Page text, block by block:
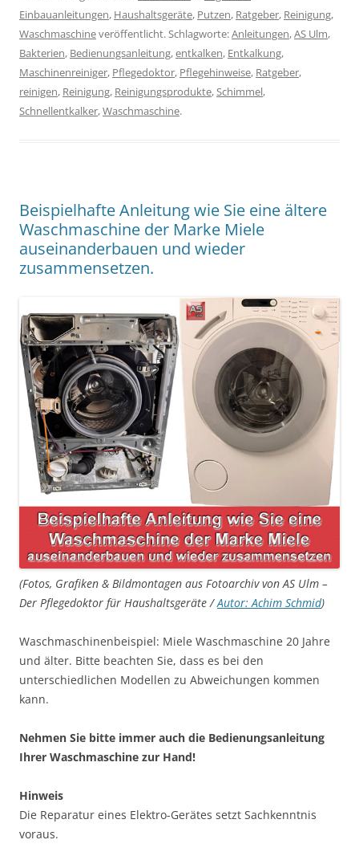
Einbauanleitungen, Haushaltsgeräte, Putzen, Ratgeber, Reinigung,
Waschmaschineveröffentlicht. Schlagworte:Anleitungen,AS Ulm,
Bakterien, Bedienungsanleitung,entkalken, Entkalkung,
Maschinenreiniger, Pflegedoktor, Pflegehinweise, Ratgeber,
reinigen, Reinigung, Reinigungsprodukte,Schimmel,
Schnellentkalker,Waschmaschine.
Beispielhafte Anleitung wie Sie eine ältere
Waschmaschine der Marke Miele
auseinanderbauen und wieder
zusammensetzen.
(Fotos, Grafiken & Bildmontagen aus Fotoarchiv von AS Ulm –
Der Pflegedoktor für Haushaltsgeräte /Autor: Achim Schmid)
Waschmaschinenbeispiel: Miele Waschmaschine 20 Jahre
und älter. Bitte beachten Sie, dass es bei den
unterschiedlichen Modellen zu Abweichungen kommen
kann.
Nehmen Sie bitte immer auch die Bedienungsanleitung
Ihrer Waschmaschine zur Hand!
Hinweis
Die Reparatur eines Elektro-Gerätes setzt Sachkenntnis
voraus.